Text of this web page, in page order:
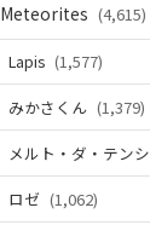
Meteorites (4,615)
Lapis (1,577)
みかさくん (1,379)
メルト・ダ・テンシ
ロゼ (1,062)